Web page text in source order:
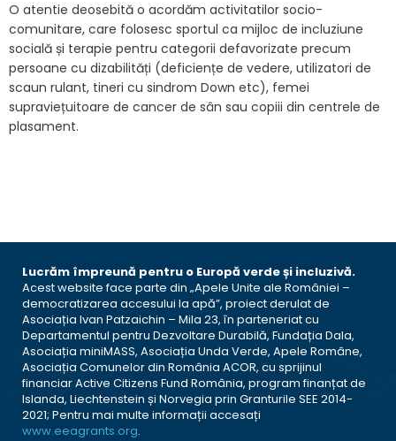
O atentie deosebită o acordăm activitatilor socio-
comunitare, care folosesc sportul ca mijloc de incluziune
socială și terapie pentru categorii defavorizate precum
persoane cu dizabilități (deficiențe de vedere, utilizatori de
scaun rulant, tineri cu sindrom Down etc), femei
supraviețuitoare de cancer de sân sau copiii din centrele de
plasament.
Lucrăm împreună pentru o Europă verde și incluzivă.
Acest website face parte din „Apele Unite ale României –
democratizarea accesului la apă”, proiect derulat de
Asociația Ivan Patzaichin – Mila 23, în parteneriat cu
Departamentul pentru Dezvoltare Durabilă, Fundația Dala,
Asociația miniMASS, Asociația Unda Verde, Apele Române,
Asociația Comunelor din România ACOR, cu sprijinul
financiar Active Citizens Fund România, program finanțat de
Islanda, Liechtenstein și Norvegia prin Granturile SEE 2014-
2021; Pentru mai multe informații accesați
www.eeagrants.org.